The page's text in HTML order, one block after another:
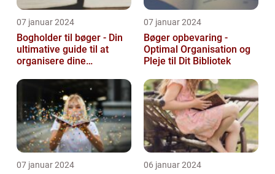
07 januar 2024
Bogholder til bøger - Din
ultimative guide til at
organisere dine
07 januar 2024
Bøger opbevaring -
Optimal Organisation og
Pleje til Dit Bibliotek
07 januar 2024 06 januar 2024